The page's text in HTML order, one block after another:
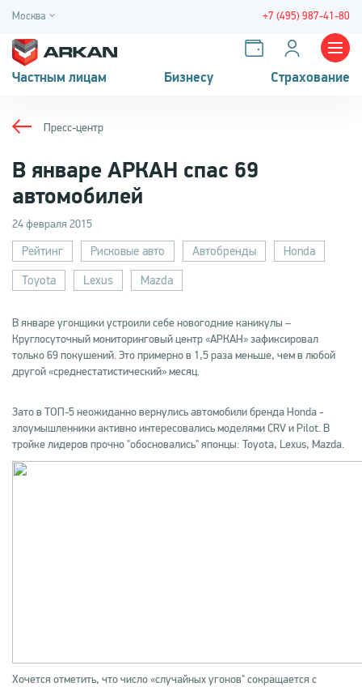
Москва +7 (495) 987-41-80
Частным лицам Бизнесу Страхование
Пресс-центр
В январе АРКАН спас 69
автомобилей
24 февраля 2015
Рейтинг Рисковые авто Автобренды
Honda
Toyota
Lexus Mazda
В январе угонщики устроили себе новогодние каникулы –
Круглосуточный мониторинговый центр «АРКАН» зафиксировал
только 69 покушений. Это примерно в 1,5 раза меньше, чем в любой
другой «среднестатистический» месяц.
Зато в ТОП-5 неожиданно вернулись автомобили бренда Honda -
злоумышленники активно интересовались моделями CRV и Pilot. В
тройке лидеров прочно "обосновались" японцы: Toyota, Lexus, Mazda.
Хочется отметить, что число «случайных угонов" сокращается с